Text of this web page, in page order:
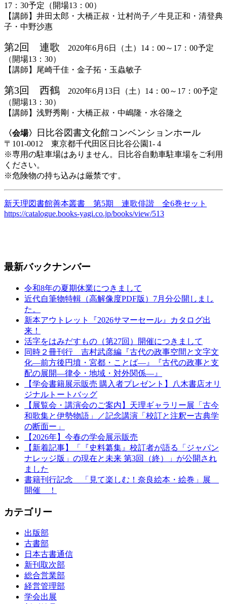
17：30予定（開場13：00）
【講師】井田太郎・大橋正叔・辻村尚子／牛見正和・清登典
子・中野沙惠
第2回 連歌 2020年6月6日（土）14：00～17：00予定
（開場13：30）
【講師】尾崎千佳・金子拓・玉蟲敏子
第3回 西鶴 2020年6月13日（土）14：00～17：00予定
（開場13：30）
【講師】浅野秀剛・大橋正叔・中嶋隆・水谷隆之
〈会場〉 日比谷図書文化館コンベンションホール
〒101-0012 東京都千代田区日比谷公園1- 4
※専用の駐車場はありません。日比谷自動車駐車場をご利用
ください。
※危険物の持ち込みは厳禁です。
新天理図書館善本叢書 第5期 連歌俳諧 全6巻セット
https://catalogue.books-yagi.co.jp/books/view/513
最新バックナンバー
令和8年の夏期休業につきまして
近代自筆物特輯（高解像度PDF版）7月分公開しまし
た。
新本アウトレット『2026サマーセール』カタログ出
来！
活字をはみだすもの（第27回）開催につきまして
同時２冊刊行 吉村武彦編『古代の政事空間と文字文
化—前方後円墳・宮都・ことば—』『古代の政事と支
配の展開—律令・地域・対外関係—』
【学会書籍展示販売 購入者プレゼント】八木書店オリ
ジナルトートバッグ
【展覧会・講演会のご案内】天理ギャラリー展「古今
和歌集と伊勢物語」／記念講演「校訂と注釈ー古典学
の断面ー」
【2026年】今春の学会展示販売
【新着記事】「『史料纂集』校訂者が語る「ジャパン
ナレッジ版」の現在と未来 第3回（終）」が公開され
ました
書籍刊行記念 「見て楽しむ！奈良絵本・絵巻」展
開催 ！
カテゴリー
出版部
古書部
日本古書通信
新刊取次部
総合営業部
経営管理部
学会出展